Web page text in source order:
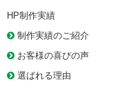
HP制作実績
制作実績のご紹介
お客様の喜びの声
選ばれる理由